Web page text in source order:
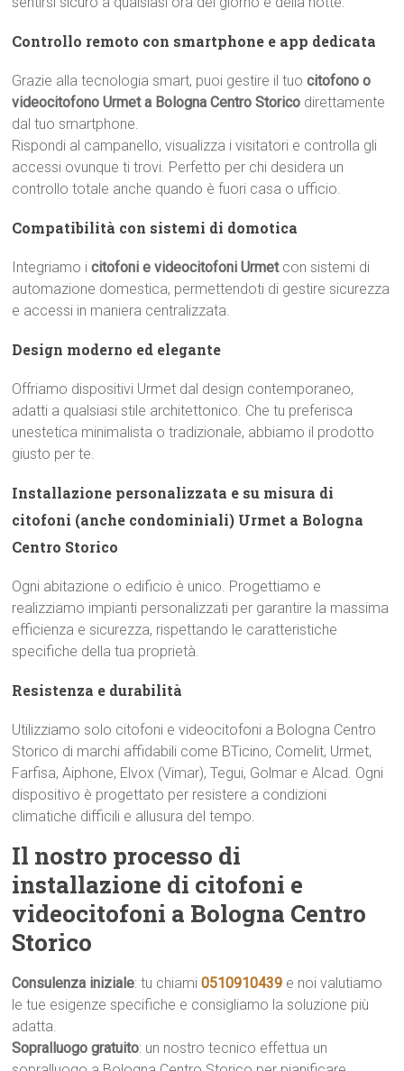
Controllo remoto con smartphone e app dedicata
Grazie alla tecnologia smart, puoi gestire il tuocitofono o
videocitofono Urmet a Bologna Centro Storico direttamente
dal tuo smartphone.
Rispondi al campanello, visualizza i visitatori e controlla gli
accessi ovunque ti trovi. Perfetto per chi desidera un
controllo totale anche quando è fuori casa o ufficio.
Compatibilità con sistemi di domotica
Integriamo icitofoni e videocitofoni Urmetcon sistemi di
automazione domestica, permettendoti di gestire sicurezza
e accessi in maniera centralizzata.
Design moderno ed elegante
Offriamo dispositivi Urmet dal design contemporaneo,
adatti a qualsiasi stile architettonico. Che tu preferisca
unestetica minimalista o tradizionale, abbiamo il prodotto
giusto per te.
Installazione personalizzata e su misura di
citofoni (anche condominiali) Urmet a Bologna
Centro Storico
Ogni abitazione o edificio è unico. Progettiamo e
realizziamo impianti personalizzati per garantire la massima
efficienza e sicurezza, rispettando le caratteristiche
specifiche della tua proprietà.
Resistenza e durabilità
Utilizziamo solo citofoni e videocitofoni a Bologna Centro
Storico di marchi affidabili come BTicino, Comelit, Urmet,
Farfisa, Aiphone, Elvox (Vimar), Tegui, Golmar e Alcad. Ogni
dispositivo è progettato per resistere a condizioni
climatiche difficili e allusura del tempo.
Il nostro processo di
installazione di citofoni e
videocitofoni a Bologna Centro
Storico
Consulenza iniziale: tu chiami0510910439 e noi valutiamo
le tue esigenze specifiche e consigliamo la soluzione più
adatta.
Sopralluogo gratuito: un nostro tecnico effettua un